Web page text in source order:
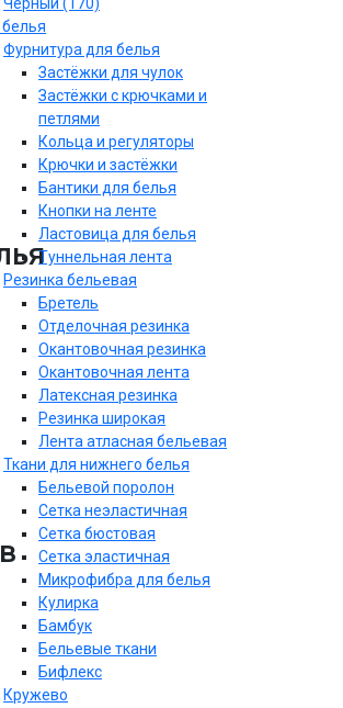
Фурнитура для белья
Застёжки для чулок
Застёжки с крючками и
петлями
Кольца и регуляторы
Крючки и застёжки
Бантики для белья
Кнопки на ленте
Ластовица для белья
Туннельная лента
Резинка бельевая
Бретель
Отделочная резинка
Окантовочная резинка
Окантовочная лента
Латексная резинка
Резинка широкая
Лента атласная бельевая
Ткани для нижнего белья
Бельевой поролон
Сетка неэластичная
Сетка бюстовая
Сетка эластичная
Микрофибра для белья
Кулирка
Бамбук
Бельевые ткани
Бифлекс
Кружево